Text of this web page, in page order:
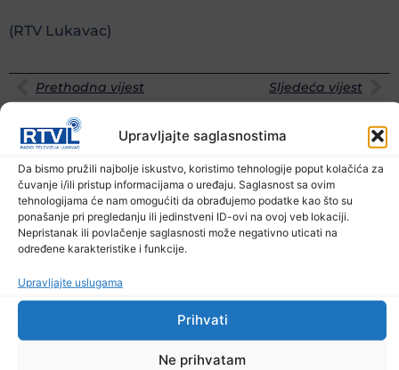
Upravljajte saglasnostima
Da bismo pružili najbolje iskustvo, koristimo tehnologije poput kolačića za
čuvanje i/ili pristup informacijama o uređaju. Saglasnost sa ovim
tehnologijama će nam omogućiti da obrađujemo podatke kao što su
ponašanje pri pregledanju ili jedinstveni ID-ovi na ovoj veb lokaciji.
Nepristanak ili povlačenje saglasnosti može negativno uticati na
određene karakteristike i funkcije.
Upravljajte uslugama
Prihvati
Ne prihvatam
(RTV Lukavac)
Prethodna vijest Sljedeća vijest
Podijelite na mrežama
Ostale novosti